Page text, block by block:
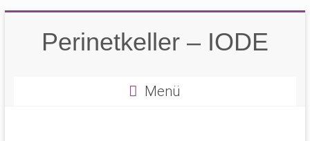
Perinetkeller – IODE
Menü